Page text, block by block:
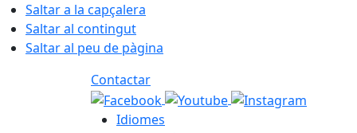
Saltar a la capçalera
Saltar al contingut
Saltar al peu de pàgina
Contactar
Idiomes